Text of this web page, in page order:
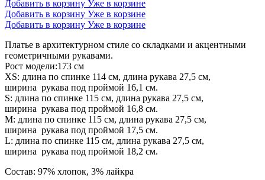
Добавить в корзину Уже в корзине
Добавить в корзину Уже в корзине
Добавить в корзину Уже в корзине
Платье в архитектурном стиле со складками и акцентными
геометричными рукавами.
Рост модели:173 см
XS: длина по спинке 114 см, длина рукава 27,5 см,
ширина рукава под проймой 16,1 см.
S: длина по спинке 115 см, длина рукава 27,5 см,
ширина рукава под проймой 16,8 см.
М: длина по спинке 115 см, длина рукава 27,5 см,
ширина рукава под проймой 17,5 см.
L: длина по спинке 115 см, длина рукава 27,5 см,
ширина рукава под проймой 18,2 см.
Состав: 97% хлопок, 3% лайкра